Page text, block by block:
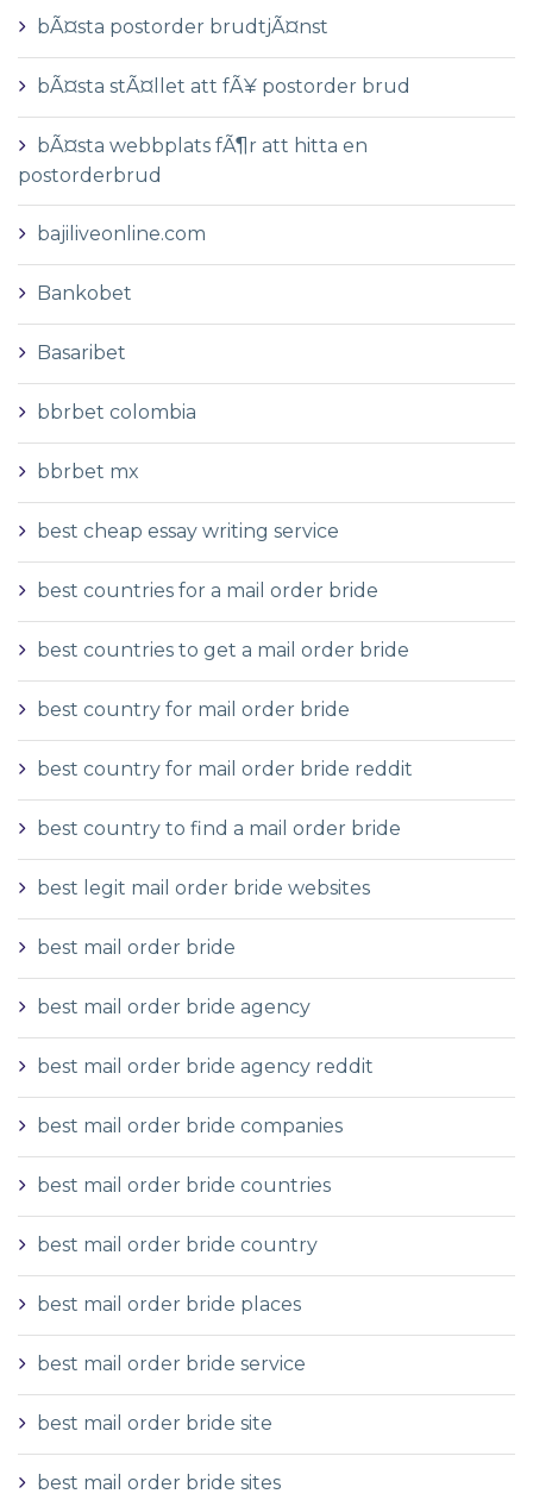
bÃ¤sta postorder brudtjÃ¤nst
bÃ¤sta stÃ¤llet att fÃ¥ postorder brud
bÃ¤sta webbplats fÃ¶r att hitta en
postorderbrud
bajiliveonline.com
Bankobet
Basaribet
bbrbet colombia
bbrbet mx
best cheap essay writing service
best countries for a mail order bride
best countries to get a mail order bride
best country for mail order bride
best country for mail order bride reddit
best country to find a mail order bride
best legit mail order bride websites
best mail order bride
best mail order bride agency
best mail order bride agency reddit
best mail order bride companies
best mail order bride countries
best mail order bride country
best mail order bride places
best mail order bride service
best mail order bride site
best mail order bride sites